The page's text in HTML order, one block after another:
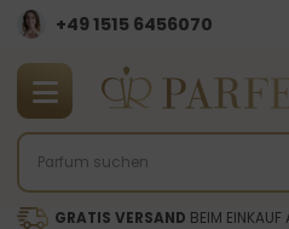
+49 1515 6456070
GRATIS VERSAND BEIM